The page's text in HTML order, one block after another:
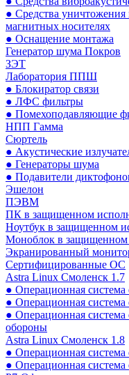
● Средства
магнитных носителях
● Оснащение монтажа
Генератор шума Покров
ЗЭТ
Лаборатория ППШ
● Блокиратор связи
● ЛФС фильтры
● Помехоподавляющие
НПП Гамма
Сюртель
● Акустические
● Генераторы шума
● Подавители
Эшелон
ПЭВМ
ПК в защищенном
Ноутбук в защищенном
Моноблок в защищенном
Экранированный
Сертифицированные ОС
Astra Linux Смоленск 1.7
● Операционная
● Операционная
● Операционная
обороны
Astra Linux Смоленск 1.8
● Операционная
● Операционная